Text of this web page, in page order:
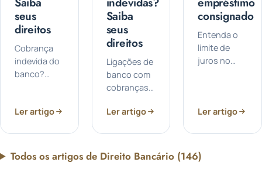
seus
direitos
Cobrança
indevida do
banco?
acelerado e
muitos de
nós contam
Ler artigo
Saiba
seus
direitos
Ligações de
banco com
cobranças
Muitas
ligações
Ler artigo
consignado
Entenda o
limite de
juros no
fundamental
essas
informações
para
Ler artigo
Todos os artigos de Direito Bancário (146)